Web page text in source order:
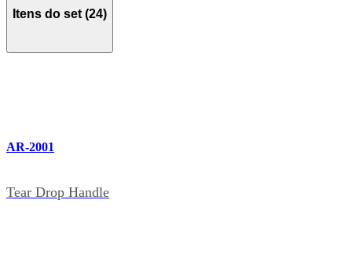
Itens do set (24)
AR-2001
Tear Drop Handle